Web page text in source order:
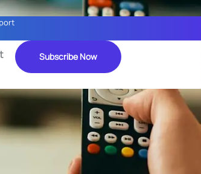
Subscribe Now